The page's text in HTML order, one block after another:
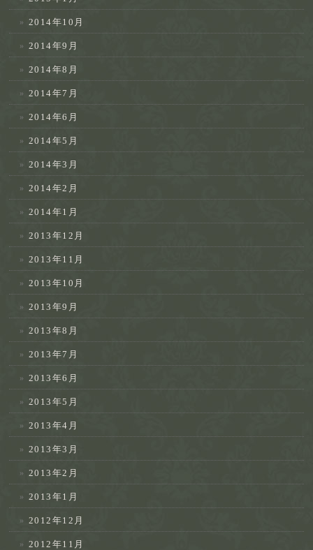
2014年10月
2014年9月
2014年8月
2014年7月
2014年6月
2014年5月
2014年3月
2014年2月
2014年1月
2013年12月
2013年11月
2013年10月
2013年9月
2013年8月
2013年7月
2013年6月
2013年5月
2013年4月
2013年3月
2013年2月
2013年1月
2012年12月
2012年11月